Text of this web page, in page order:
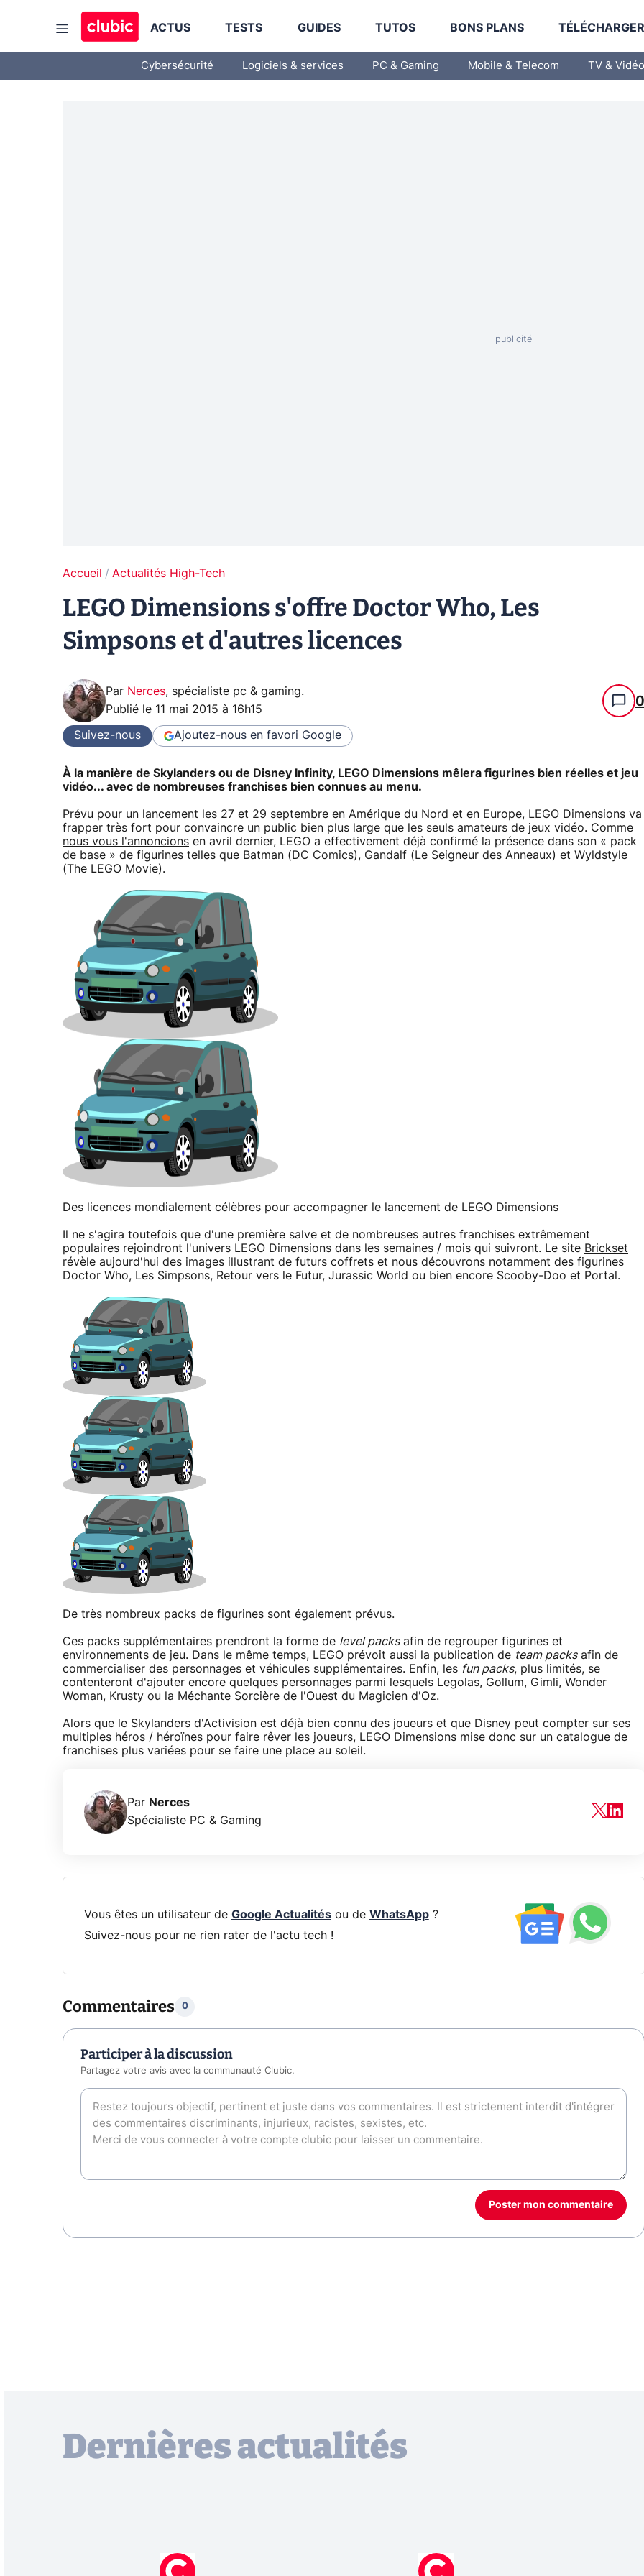
ACTUS TESTS GUIDES TUTOS BONS PLANS
Cybersécurité Logiciels & services PC & Gaming Mobile & Telecom TV & Vidéo
Accueil Actualités High-Tech
LEGO Dimensions s'offre Doctor Who, Les
Simpsons et d'autres licences
Par Nerces, spécialiste pc & gaming.
Publié le 11 mai 2015 à 16h15 0
Suivez-nous Ajoutez-nous en favori Google
À la manière de Skylanders ou de Disney Infinity, LEGO Dimensions mêlera figurines bien réelles et jeu
vidéo... avec de nombreuses franchises bien connues au menu.
Prévu pour un lancement les 27 et 29 septembre en Amérique du Nord et en Europe, LEGO Dimensions va
frapper très fort pour convaincre un public bien plus large que les seuls amateurs de jeux vidéo. Comme
nous vous l'annoncions en avril dernier, LEGO a effectivement déjà confirmé la présence dans son « pack
de base » de figurines telles que Batman (DC Comics), Gandalf (Le Seigneur des Anneaux) et Wyldstyle
(The LEGO Movie).
Des licences mondialement célèbres pour accompagner le lancement de LEGO Dimensions
Il ne s'agira toutefois que d'une première salve et de nombreuses autres franchises extrêmement
populaires rejoindront l'univers LEGO Dimensions dans les semaines / mois qui suivront. Le site Brickset
révèle aujourd'hui des images illustrant de futurs coffrets et nous découvrons notamment des figurines
Doctor Who, Les Simpsons, Retour vers le Futur, Jurassic World ou bien encore Scooby-Doo et Portal.
De très nombreux packs de figurines sont également prévus.
Ces packs supplémentaires prendront la forme de level packsafin de regrouper figurines et
environnements de jeu. Dans le même temps, LEGO prévoit aussi la publication de team packsafin de
commercialiser des personnages et véhicules supplémentaires. Enfin, les fun packs, plus limités, se
contenteront d'ajouter encore quelques personnages parmi lesquels Legolas, Gollum, Gimli, Wonder
Woman, Krusty ou la Méchante Sorcière de l'Ouest du Magicien d'Oz.
Alors que le Skylanders d'Activision est déjà bien connu des joueurs et que Disney peut compter sur ses
multiples héros / héroïnes pour faire rêver les joueurs, LEGO Dimensions mise donc sur un catalogue de
franchises plus variées pour se faire une place au soleil.
Par Nerces
Spécialiste PC & Gaming
Vous êtes un utilisateur de Google Actualitésou de WhatsApp?
Suivez-nous pour ne rien rater de l'actu tech !
Commentaires 0
Participer à la discussion
Partagez votre avis avec la communauté Clubic.
Poster mon commentaire
Dernières actualités